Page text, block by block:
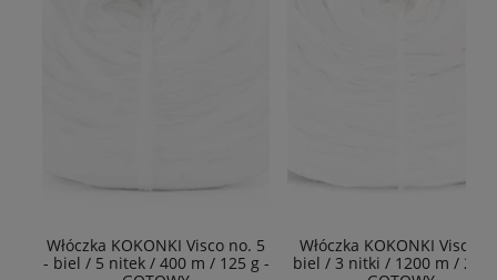
Włóczka KOKONKI Visco no. 5
- biel / 5 nitek / 400 m / 125 g -
Włóczka KOKONKI
biel / 3 nitki / 1200 m /